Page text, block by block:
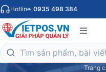
Hotline 0935 498 384
Trang